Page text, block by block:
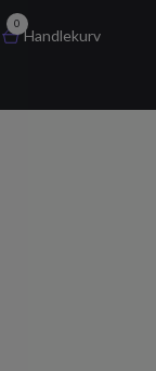
0
Handlekurv